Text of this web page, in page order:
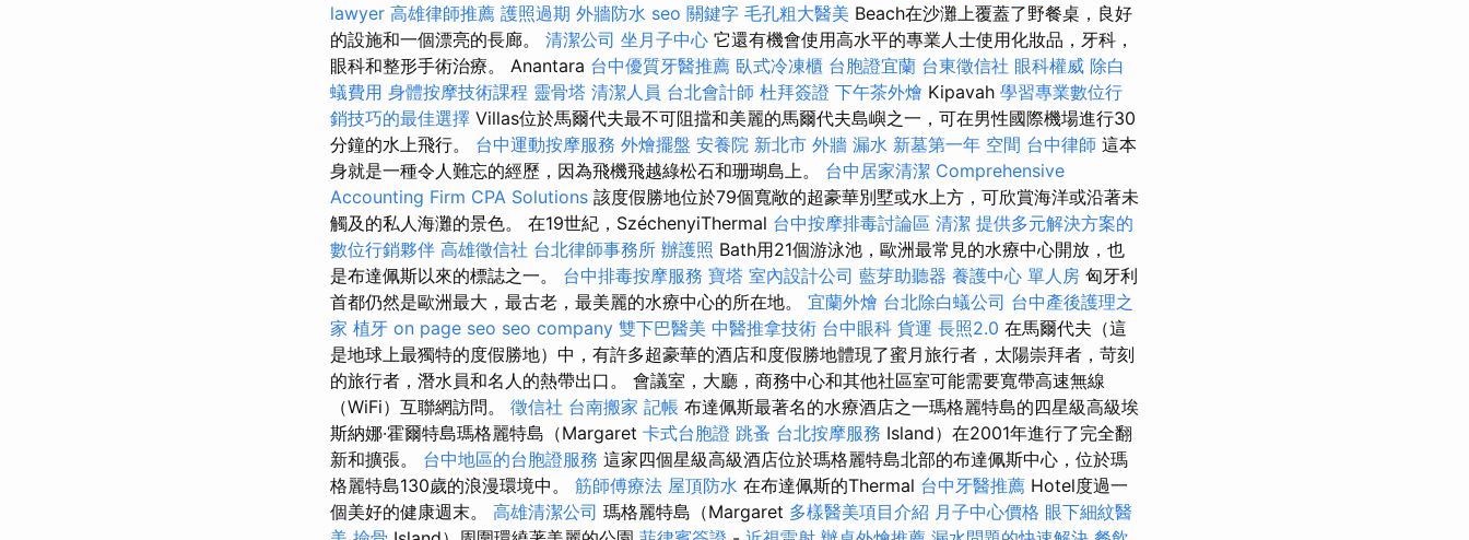
lawyer 高雄律師推薦 護照過期 外牆防水 seo 關鍵字 毛孔粗大醫美 Beach在沙灘上覆蓋了野餐桌，良好
的設施和一個漂亮的長廊。 清潔公司 坐月子中心 它還有機會使用高水平的專業人士使用化妝品，牙科，
眼科和整形手術治療。 Anantara 台中優質牙醫推薦 臥式冷凍櫃 台胞證宜蘭 台東徵信社 眼科權威 除白
蟻費用 身體按摩技術課程 靈骨塔 清潔人員 台北會計師 杜拜簽證 下午茶外燴 Kipavah 學習專業數位行
銷技巧的最佳選擇 Villas位於馬爾代夫最不可阻擋和美麗的馬爾代夫島嶼之一，可在男性國際機場進行30
分鐘的水上飛行。 台中運動按摩服務 外燴擺盤 安養院 新北市 外牆 漏水 新墓第一年 空間 台中律師 這本
身就是一種令人難忘的經歷，因為飛機飛越綠松石和珊瑚島上。 台中居家清潔 Comprehensive
Accounting Firm CPA Solutions 該度假勝地位於79個寬敞的超豪華別墅或水上方，可欣賞海洋或沿著未
觸及的私人海灘的景色。 在19世紀，SzéchenyiThermal 台中按摩排毒討論區 清潔 提供多元解決方案的
數位行銷夥伴 高雄徵信社 台北律師事務所 辦護照 Bath用21個游泳池，歐洲最常見的水療中心開放，也
是布達佩斯以來的標誌之一。 台中排毒按摩服務 寶塔 室內設計公司 藍芽助聽器 養護中心 單人房 匈牙利
首都仍然是歐洲最大，最古老，最美麗的水療中心的所在地。 宜蘭外燴 台北除白蟻公司 台中產後護理之
家 植牙 on page seo seo company 雙下巴醫美 中醫推拿技術 台中眼科 貨運 長照2.0 在馬爾代夫（這
是地球上最獨特的度假勝地）中，有許多超豪華的酒店和度假勝地體現了蜜月旅行者，太陽崇拜者，苛刻
的旅行者，潛水員和名人的熱帶出口。 會議室，大廳，商務中心和其他社區室可能需要寬帶高速無線
（WiFi）互聯網訪問。 徵信社 台南搬家 記帳 布達佩斯最著名的水療酒店之一瑪格麗特島的四星級高級埃
斯納娜·霍爾特島瑪格麗特島（Margaret 卡式台胞證 跳蚤 台北按摩服務 Island）在2001年進行了完全翻
新和擴張。 台中地區的台胞證服務 這家四個星級高級酒店位於瑪格麗特島北部的布達佩斯中心，位於瑪
格麗特島130歲的浪漫環境中。 筋師傅療法 屋頂防水 在布達佩斯的Thermal 台中牙醫推薦 Hotel度過一
個美好的健康週末。 高雄清潔公司 瑪格麗特島（Margaret 多樣醫美項目介紹 月子中心價格 眼下細紋醫